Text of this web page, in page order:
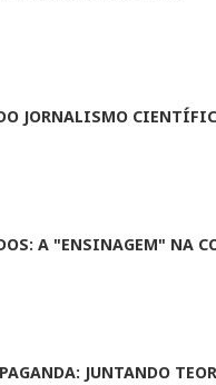
JORNALISMO
A "ENSINAGEM" NA
JUNTANDO